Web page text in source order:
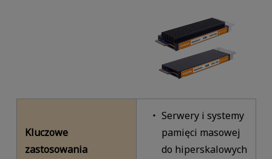
Kluczowe
zastosowania
Serwery i systemy
pamięci masowej
do hiperskalowych